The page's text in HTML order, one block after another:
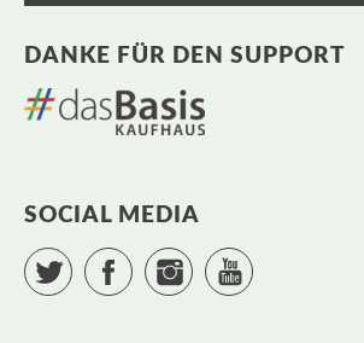
DANKE FÜR DEN SUPPORT
SOCIAL MEDIA
Twitter Facebook Instagram